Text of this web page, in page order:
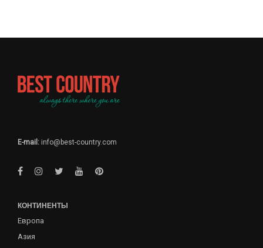
E-mail: info@best-country.com
КОНТИНЕНТЫ
Европа
Азия